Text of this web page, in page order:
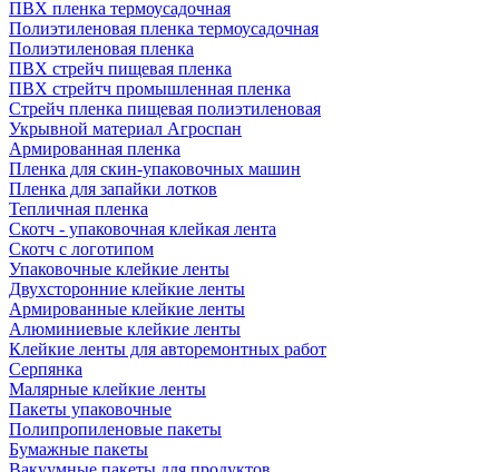
ПВХ пленка термоусадочная
Полиэтиленовая пленка термоусадочная
Полиэтиленовая пленка
ПВХ стрейч пищевая пленка
ПВХ стрейтч промышленная пленка
Стрейч пленка пищевая полиэтиленовая
Укрывной материал Агроспан
Армированная пленка
Пленка для скин-упаковочных машин
Пленка для запайки лотков
Тепличная пленка
Скотч - упаковочная клейкая лента
Скотч с логотипом
Упаковочные клейкие ленты
Двухсторонние клейкие ленты
Армированные клейкие ленты
Алюминиевые клейкие ленты
Клейкие ленты для авторемонтных работ
Серпянка
Малярные клейкие ленты
Пакеты упаковочные
Полипропиленовые пакеты
Бумажные пакеты